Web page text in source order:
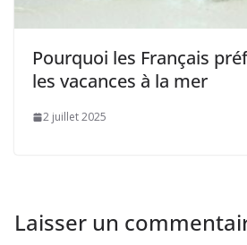
Pourquoi les Français
les vacances à la mer
2 juillet 2025
Laisser un